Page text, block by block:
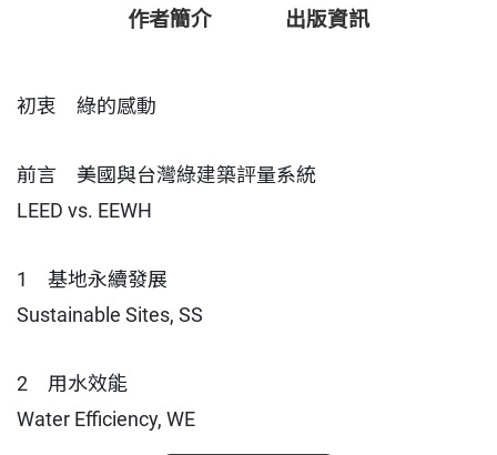
書附錄亦收錄常用的網站資源與名詞解釋，協助綠建
作者簡介 出版資訊
初衷 綠的感動
前言 美國與台灣綠建築評量系統
LEED vs. EEWH
1 基地永續發展
Sustainable Sites, SS
2 用水效能
Water Efficiency, WE